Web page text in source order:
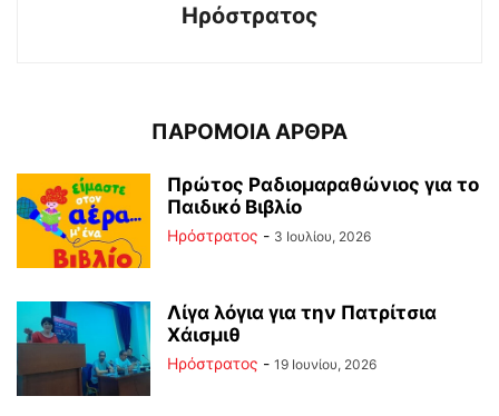
Ηρόστρατος
ΠΑΡΟΜΟΙΑ ΑΡΘΡΑ
Πρώτος Ραδιομαραθώνιος για το
Παιδικό Βιβλίο
Ηρόστρατος - 3 Ιουλίου, 2026
Λίγα λόγια για την Πατρίτσια
Χάισμιθ
Ηρόστρατος - 19 Ιουνίου, 2026